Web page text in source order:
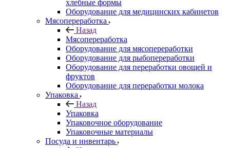
хлебные формы
Оборудование для медицинских кабинетов
Мясопереработка
Назад
Мясопереработка
Оборудование для мясопереработки
Оборудование для рыбопереработки
Оборудование для переработки овощей и
фруктов
Оборудование для переработки молока
Упаковка
Назад
Упаковка
Упаковочное оборудование
Упаковочные материалы
Посуда и инвентарь